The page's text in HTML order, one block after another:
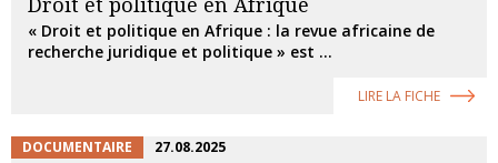
Droit et politique en Afrique
« Droit et politique en Afrique : la revue africaine de
recherche juridique et politique » est ...
LIRE LA FICHE
DOCUMENTAIRE
27.08.2025